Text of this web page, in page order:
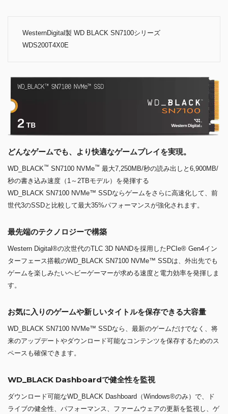
WesternDigital製 WD BLACK SN7100シリーズ
WDS200T4X0E
どんなゲームでも、より快適なゲームプレイを実現。
WD_BLACK™ SN7100 NVMe™ 最大7,250MB/秒の読み出しと6,900MB/
秒の書き込み速度（1～2TBモデル）を発揮する
WD_BLACK SN7100 NVMe™ SSDならゲームをさらに高速化して、前
世代3のSSDと比較して最大35%パフォーマンスが強化されます。
最先端のテクノロジーで構築
Western Digital®の次世代のTLC 3D NANDを採用したPCIe® Gen4イン
ターフェース搭載のWD_BLACK SN7100 NVMe™ SSDは、外出先でも
ゲームを楽しみたいヘビーゲーマーが求める速度と電力効率を発揮しま
す。
お気に入りのゲームや新しいタイトルを保存できる大容量
WD_BLACK SN7100 NVMe™ SSDなら、最新のゲームだけでなく、将
来のアップデートやダウンロード可能なコンテンツを保存するためのス
ペースも確保できます。
WD_BLACK Dashboardで健全性を監視
ダウンロード可能なWD_BLACK Dashboard（Windows®のみ）で、ド
ライブの健全性、パフォーマンス、ファームウェアの更新を監視し、ゲ